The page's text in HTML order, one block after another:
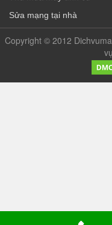
Sửa mạng tại nhà
Copyright © 2012